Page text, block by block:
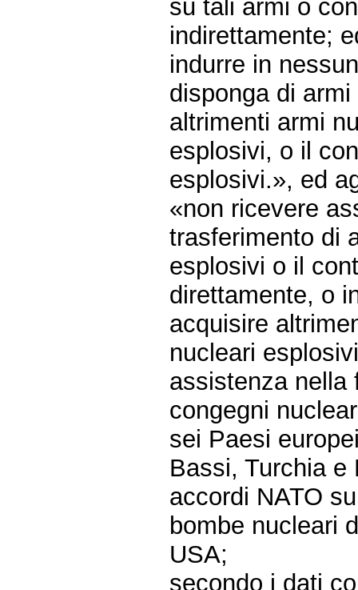
su tali armi o
indirettamente;
indurre in
disponga di
altrimenti armi
esplosivi, o il
esplosivi.», ed
«non ricevere
trasferimento di
esplosivi o il
direttamente, o
acquisire
nucleari
assistenza nella
congegni
sei Paesi
Bassi, Turchia e
accordi NATO
bombe nucleari
USA;
secondo i dati